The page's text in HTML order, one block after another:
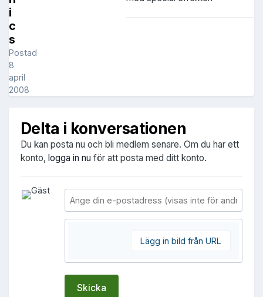
i
c
s
Postad
8
april
2008
Delta i konversationen
Du kan posta nu och bli medlem senare. Om du har ett
konto, logga in nu för att posta med ditt konto.
Lägg in bild från URL
Skicka